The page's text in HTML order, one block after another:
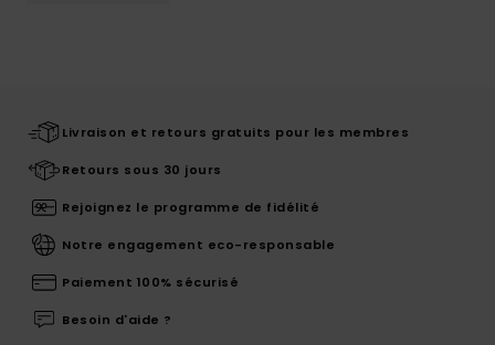
Livraison et retours gratuits pour les membres
Retours sous 30 jours
Rejoignez le programme de fidélité
Notre engagement eco-responsable
Paiement 100% sécurisé
Besoin d'aide ?